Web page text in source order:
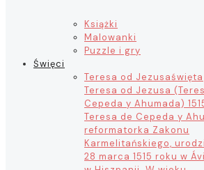
Książki
Malowanki
Puzzle i gry
Święci
Teresa od Jezusaświęta
Teresa od Jezusa
Cepeda y Ahumada)
Teresa de Cepeda y
reformatorka Zakonu
Karmelitańskiego,
28 marca 1515 roku w